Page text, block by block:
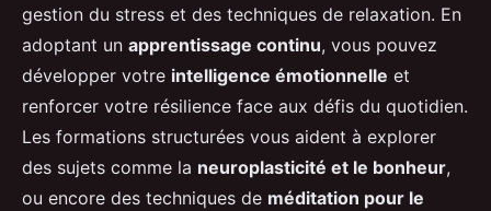
gestion du stress et des techniques de relaxation. En
adoptant un apprentissage continu, vous pouvez
développer votre intelligence émotionnelle et
renforcer votre résilience face aux défis du quotidien.
Les formations structurées vous aident à explorer
des sujets comme la neuroplasticité et le bonheur,
ou encore des techniques de méditation pour le